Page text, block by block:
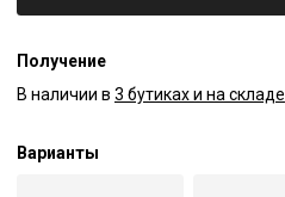
Получение
В наличии в 3 бутиках и на складе
Варианты